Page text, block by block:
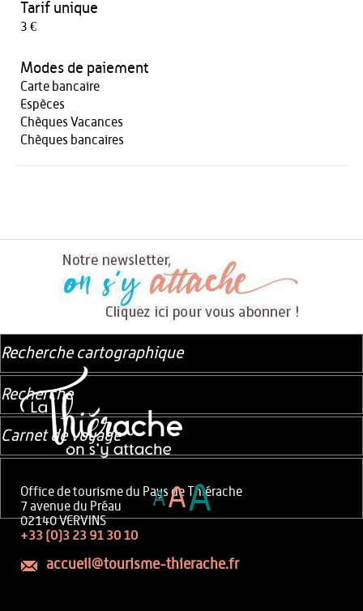
Tarif unique
3 €
Modes de paiement
Carte bancaire
Espèces
Chèques Vacances
Chèques bancaires
Office de tourisme du Pays de Thiérache
7 avenue du Préau
02140 VERVINS
+33 (0)3 23 91 30 10
accueil@tourisme-thierache.fr
Recherche cartographique
Recherche
Carnet de voyage
AAA